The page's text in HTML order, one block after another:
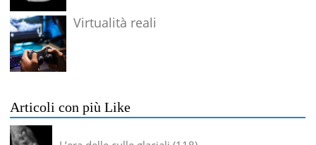
Virtualità reali
Articoli con più Like